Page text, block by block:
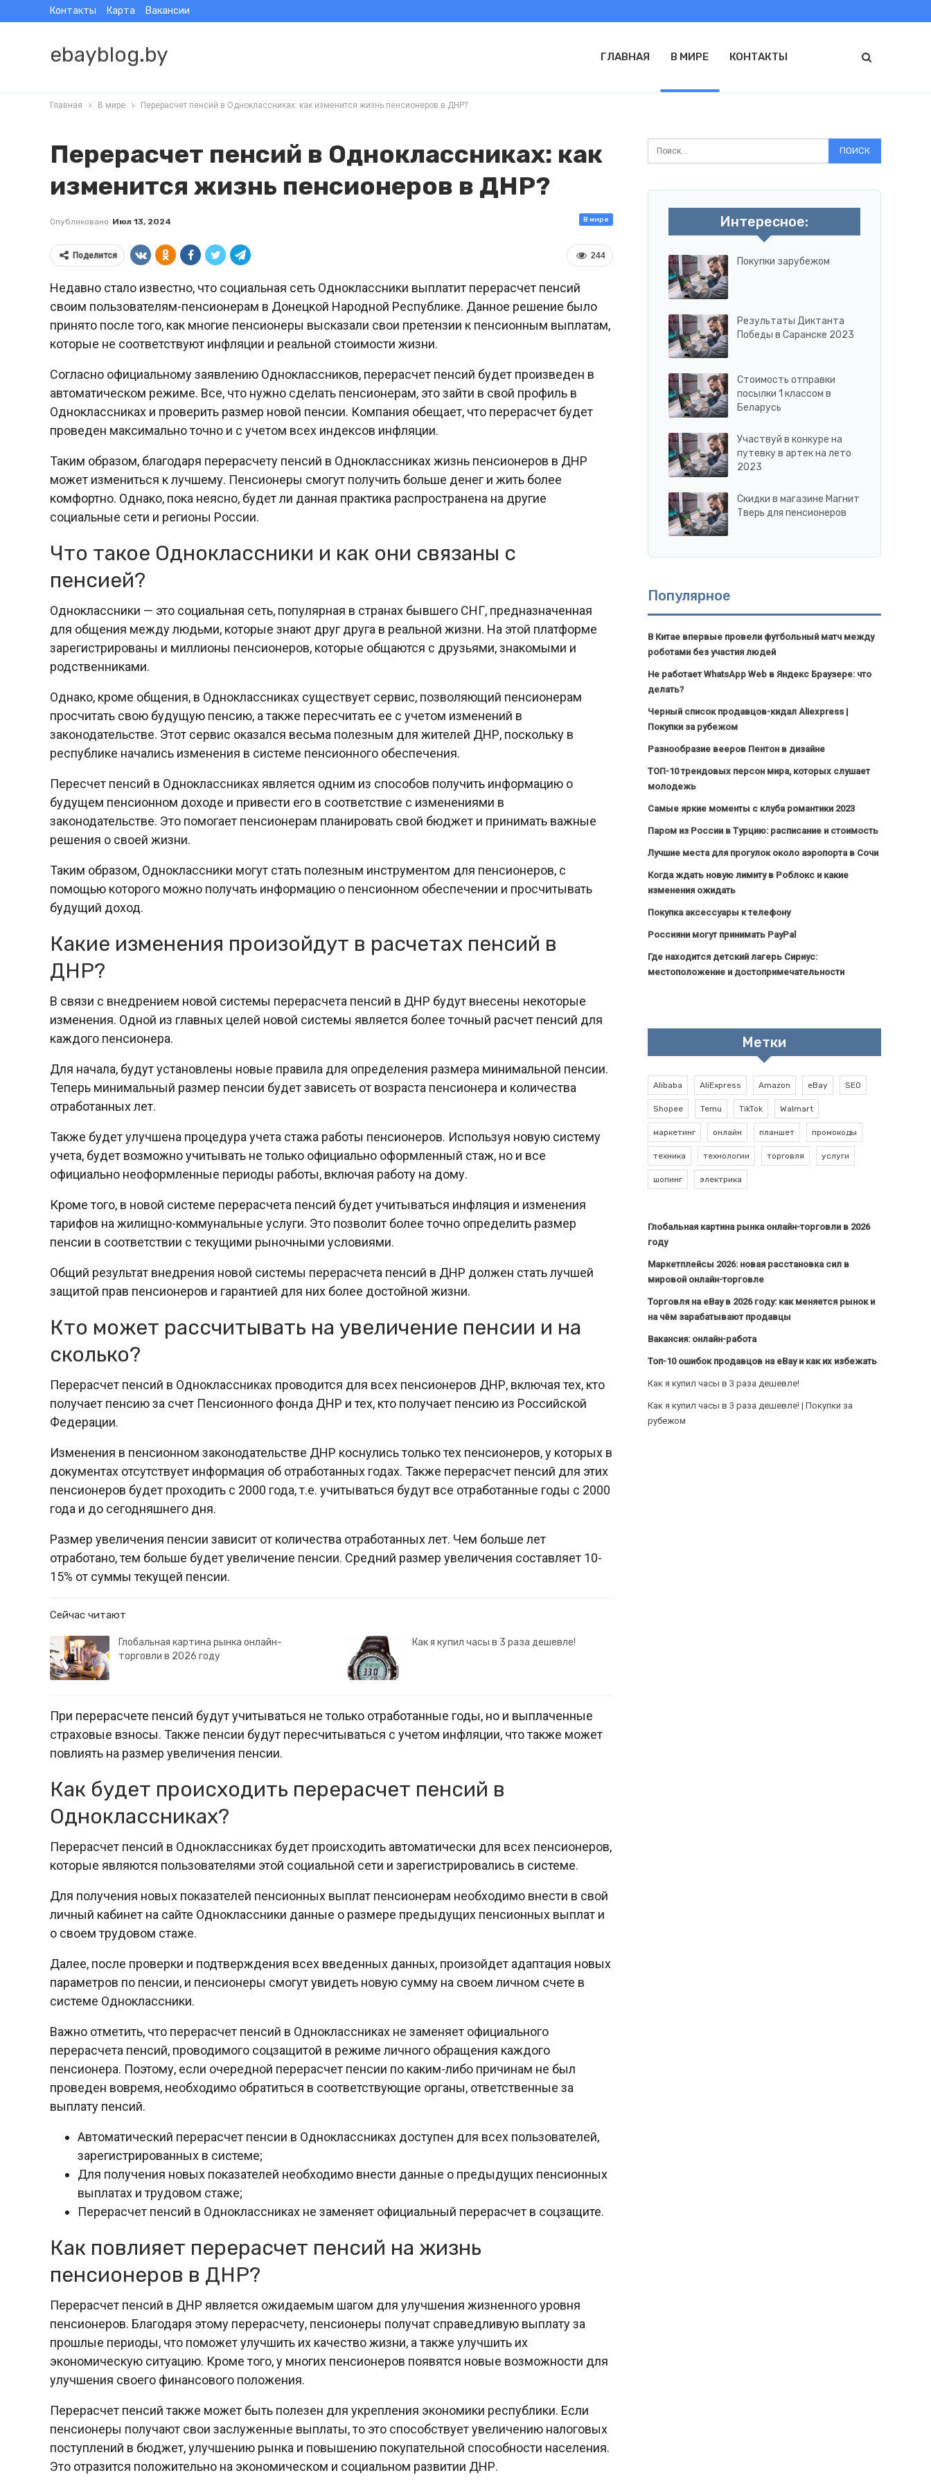
Контакты Карта Вакансии
ebayblog.by ГЛАВНАЯ В МИРЕ КОНТАКТЫ
Главная В мире Перерасчет пенсий в Одноклассниках: как изменится жизнь пенсионеров в ДНР?
Перерасчет пенсий в Одноклассниках: как
изменится жизнь пенсионеров в ДНР?
В мире
Опубликовано Июл 13, 2024
244
Поделится
Недавно стало известно, что социальная сеть Одноклассники выплатит перерасчет пенсий
своим пользователям-пенсионерам в Донецкой Народной Республике. Данное решение было
принято после того, как многие пенсионеры высказали свои претензии к пенсионным выплатам,
которые не соответствуют инфляции и реальной стоимости жизни.
Согласно официальному заявлению Одноклассников, перерасчет пенсий будет произведен в
автоматическом режиме. Все, что нужно сделать пенсионерам, это зайти в свой профиль в
Одноклассниках и проверить размер новой пенсии. Компания обещает, что перерасчет будет
проведен максимально точно и с учетом всех индексов инфляции.
Таким образом, благодаря перерасчету пенсий в Одноклассниках жизнь пенсионеров в ДНР
может измениться к лучшему. Пенсионеры смогут получить больше денег и жить более
комфортно. Однако, пока неясно, будет ли данная практика распространена на другие
социальные сети и регионы России.
Что такое Одноклассники и как они связаны с
пенсией?
Одноклассники — это социальная сеть, популярная в странах бывшего СНГ, предназначенная
для общения между людьми, которые знают друг друга в реальной жизни. На этой платформе
зарегистрированы и миллионы пенсионеров, которые общаются с друзьями, знакомыми и
родственниками.
Однако, кроме общения, в Одноклассниках существует сервис, позволяющий пенсионерам
просчитать свою будущую пенсию, а также пересчитать ее с учетом изменений в
законодательстве. Этот сервис оказался весьма полезным для жителей ДНР, поскольку в
республике начались изменения в системе пенсионного обеспечения.
Пересчет пенсий в Одноклассниках является одним из способов получить информацию о
будущем пенсионном доходе и привести его в соответствие с изменениями в
законодательстве. Это помогает пенсионерам планировать свой бюджет и принимать важные
решения о своей жизни.
Таким образом, Одноклассники могут стать полезным инструментом для пенсионеров, с
помощью которого можно получать информацию о пенсионном обеспечении и просчитывать
будущий доход.
Какие изменения произойдут в расчетах пенсий в
ДНР?
В связи с внедрением новой системы перерасчета пенсий в ДНР будут внесены некоторые
изменения. Одной из главных целей новой системы является более точный расчет пенсий для
каждого пенсионера.
Для начала, будут установлены новые правила для определения размера минимальной пенсии.
Теперь минимальный размер пенсии будет зависеть от возраста пенсионера и количества
отработанных лет.
Также будет улучшена процедура учета стажа работы пенсионеров. Используя новую систему
учета, будет возможно учитывать не только официально оформленный стаж, но и все
официально неоформленные периоды работы, включая работу на дому.
Кроме того, в новой системе перерасчета пенсий будет учитываться инфляция и изменения
тарифов на жилищно-коммунальные услуги. Это позволит более точно определить размер
пенсии в соответствии с текущими рыночными условиями.
Общий результат внедрения новой системы перерасчета пенсий в ДНР должен стать лучшей
защитой прав пенсионеров и гарантией для них более достойной жизни.
Кто может рассчитывать на увеличение пенсии и на
сколько?
Перерасчет пенсий в Одноклассниках проводится для всех пенсионеров ДНР, включая тех, кто
получает пенсию за счет Пенсионного фонда ДНР и тех, кто получает пенсию из Российской
Федерации.
Изменения в пенсионном законодательстве ДНР коснулись только тех пенсионеров, у которых в
документах отсутствует информация об отработанных годах. Также перерасчет пенсий для этих
пенсионеров будет проходить с 2000 года, т.е. учитываться будут все отработанные годы с 2000
года и до сегодняшнего дня.
Размер увеличения пенсии зависит от количества отработанных лет. Чем больше лет
отработано, тем больше будет увеличение пенсии. Средний размер увеличения составляет 10-
15% от суммы текущей пенсии.
Сейчас читают
Глобальная картина рынка онлайн-
торговли в 2026 году
Как я купил часы в 3 раза дешевле!
При перерасчете пенсий будут учитываться не только отработанные годы, но и выплаченные
страховые взносы. Также пенсии будут пересчитываться с учетом инфляции, что также может
повлиять на размер увеличения пенсии.
Как будет происходить перерасчет пенсий в
Одноклассниках?
Перерасчет пенсий в Одноклассниках будет происходить автоматически для всех пенсионеров,
которые являются пользователями этой социальной сети и зарегистрировались в системе.
Для получения новых показателей пенсионных выплат пенсионерам необходимо внести в свой
личный кабинет на сайте Одноклассники данные о размере предыдущих пенсионных выплат и
о своем трудовом стаже.
Далее, после проверки и подтверждения всех введенных данных, произойдет адаптация новых
параметров по пенсии, и пенсионеры смогут увидеть новую сумму на своем личном счете в
системе Одноклассники.
Важно отметить, что перерасчет пенсий в Одноклассниках не заменяет официального
перерасчета пенсий, проводимого соцзащитой в режиме личного обращения каждого
пенсионера. Поэтому, если очередной перерасчет пенсии по каким-либо причинам не был
проведен вовремя, необходимо обратиться в соответствующие органы, ответственные за
выплату пенсий.
Автоматический перерасчет пенсии в Одноклассниках доступен для всех пользователей,
зарегистрированных в системе;
Для получения новых показателей необходимо внести данные о предыдущих пенсионных
выплатах и трудовом стаже;
Перерасчет пенсий в Одноклассниках не заменяет официальный перерасчет в соцзащите.
Как повлияет перерасчет пенсий на жизнь
пенсионеров в ДНР?
Перерасчет пенсий в ДНР является ожидаемым шагом для улучшения жизненного уровня
пенсионеров. Благодаря этому перерасчету, пенсионеры получат справедливую выплату за
прошлые периоды, что поможет улучшить их качество жизни, а также улучшить их
экономическую ситуацию. Кроме того, у многих пенсионеров появятся новые возможности для
улучшения своего финансового положения.
Перерасчет пенсий также может быть полезен для укрепления экономики республики. Если
пенсионеры получают свои заслуженные выплаты, то это способствует увеличению налоговых
поступлений в бюджет, улучшению рынка и повышению покупательной способности населения.
Это отразится положительно на экономическом и социальном развитии ДНР.
Интересное:
Покупки зарубежом
Результаты Диктанта
Победы в Саранске 2023
Стоимость отправки
посылки 1 классом в
Беларусь
Участвуй в конкуре на
путевку в артек на лето
2023
Скидки в магазине Магнит
Тверь для пенсионеров
Популярное
В Китае впервые провели футбольный матч между
роботами без участия людей
Не работает WhatsApp Web в Яндекс Браузере: что
делать?
Черный список продавцов-кидал Aliexpress |
Покупки за рубежом
Разнообразие вееров Пентон в дизайне
ТОП-10 трендовых персон мира, которых слушает
молодежь
Самые яркие моменты с клуба романтики 2023
Паром из России в Турцию: расписание и стоимость
Лучшие места для прогулок около аэропорта в Сочи
Когда ждать новую лимиту в Роблокс и какие
изменения ожидать
Покупка аксессуары к телефону
Россияни могут принимать PayPal
Где находится детский лагерь Сириус:
местоположение и достопримечательности
Метки
Alibaba AliExpress Amazon eBay SEO
Shopee Temu TikTok Walmart
маркетинг онлайн планшет промокоды
техника технологии торговля услуги
шопинг электрика
Глобальная картина рынка онлайн-торговли в 2026
году
Маркетплейсы 2026: новая расстановка сил в
мировой онлайн-торговле
Торговля на eBay в 2026 году: как меняется рынок и
на чём зарабатывают продавцы
Вакансия: онлайн-работа
Топ-10 ошибок продавцов на eBay и как их избежать
Как я купил часы в 3 раза дешевле!
Как я купил часы в 3 раза дешевле! | Покупки за
рубежом